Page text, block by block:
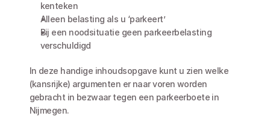
kenteken
Alleen belasting als u ‘parkeert’
Bij een noodsituatie geen parkeerbelasting
verschuldigd
In deze handige inhoudsopgave kunt u zien welke
(kansrijke) argumenten er naar voren worden
gebracht in bezwaar tegen een parkeerboete in
Nijmegen.